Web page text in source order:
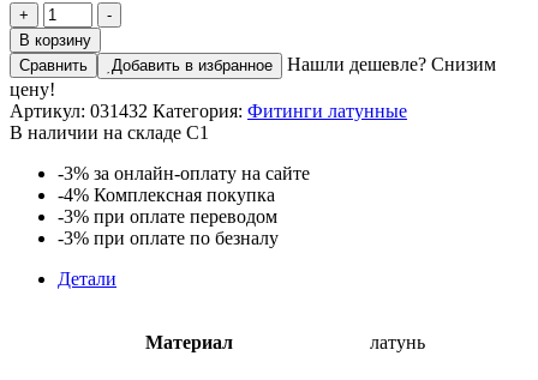
+
Количество
товара
Тройник
косой
3/4'х1/2'для
гильзы
под
погружной
датчик
(VTr.136)
-
В корзину
Сравнить
Добавить в избранное
Нашли дешевле? Снизим
цену!
Артикул: 031432 Категория: Фитинги латунные
В наличии на складе С1
-3% за онлайн-оплату на сайте
-4% Комплексная покупка
-3% при оплате переводом
-3% при оплате по безналу
Детали
Материал латунь